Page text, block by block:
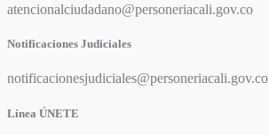
atencionalciudadano@personeriacali.gov.co
Notificaciones Judiciales
notificacionesjudiciales@personeriacali.gov.co
Línea ÚNETE